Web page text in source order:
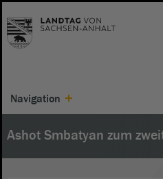
Navigation
Ashot Smbatyan zum